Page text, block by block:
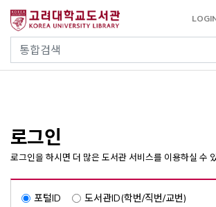
건
통합검색
사이트내 검색
로그인
로그인을 하시면 더 많은 도서관 서비스를 이용하실 수
포털ID 도서관ID(학번/직번/교번)